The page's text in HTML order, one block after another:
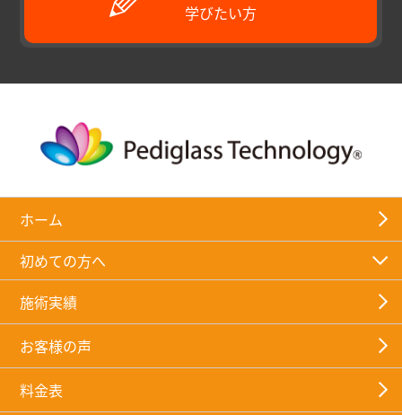
学びたい方
ホーム
初めての方へ
施術実績
お客様の声
料金表